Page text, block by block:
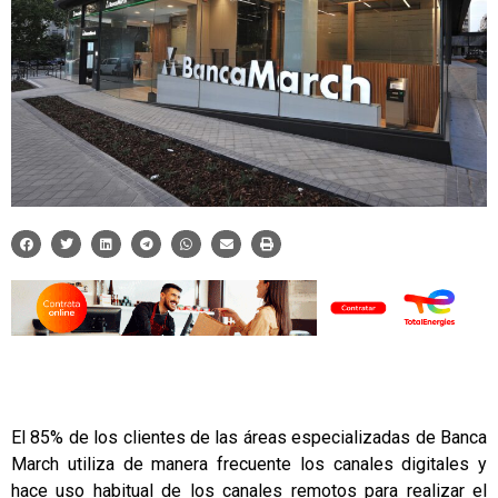
El 85% de los clientes de las áreas especializadas de Banca
March utiliza de manera frecuente los canales digitales y
hace uso habitual de los canales remotos para realizar el